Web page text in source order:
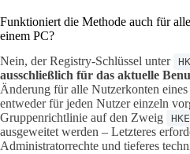
Funktioniert die Methode auch für
einem PC?
Nein, der Registry-Schlüssel unter
ausschließlich für das aktuelle
Änderung für alle Nutzerkonten eines
entweder für jeden Nutzer einzeln
Gruppenrichtlinie auf den Zweig
ausgeweitet werden – Letzteres
Administratorrechte und tieferes